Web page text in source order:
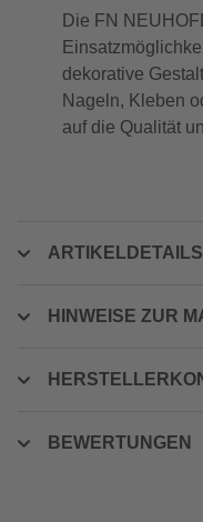
Die FN
dekorative
Nageln, Kleben
auf die Qualität
ARTIKELDETAILS
HINWEISE ZUR
BEWERTUNGEN